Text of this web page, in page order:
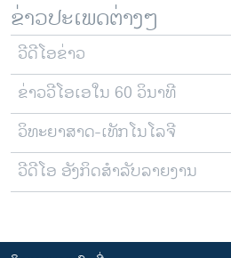
ຂ່າວປະເພດຕ່າງໆ
ວີດີໂອຂ່າວ
ຂ່າວວີໂອເອໃນ 60 ວິນາທີ
ວິທະຍາສາດ-ເທັກໂນໂລຈີ
ວີດີໂອ ອັງກິດສຳລັບລາຍງານ